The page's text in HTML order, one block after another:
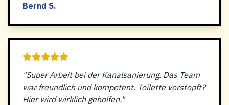
Bernd S.
"Super Arbeit bei der Kanalsanierung. Das Team
war freundlich und kompetent. Toilette verstopft?
Hier wird wirklich geholfen."